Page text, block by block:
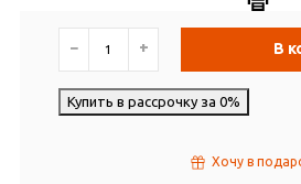
− + В
Купить в рассрочку за 0%
Хочу в